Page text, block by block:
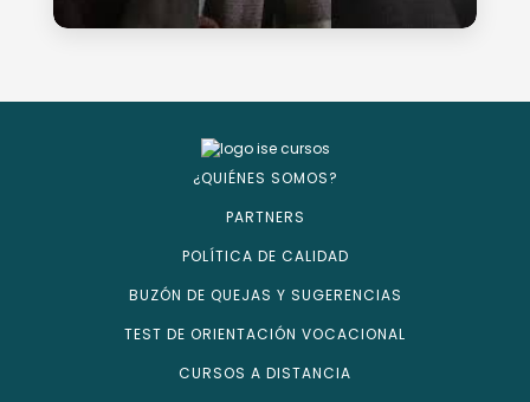
¿QUIÉNES SOMOS?
PARTNERS
POLÍTICA DE CALIDAD
BUZÓN DE QUEJAS Y SUGERENCIAS
TEST DE ORIENTACIÓN VOCACIONAL
CURSOS A DISTANCIA